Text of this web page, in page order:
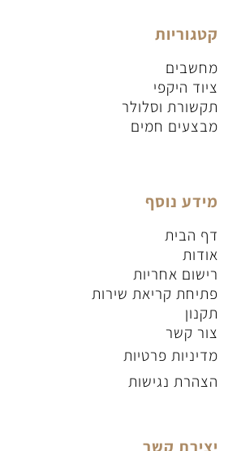
קטגוריות
מחשבים
ציוד היקפי
תקשורת וסלולר
מבצעים חמים
מידע נוסף
דף הבית
אודות
רישום אחריות
פתיחת קריאת שירות
תקנון
צור קשר
מדיניות פרטיות
הצהרת נגישות